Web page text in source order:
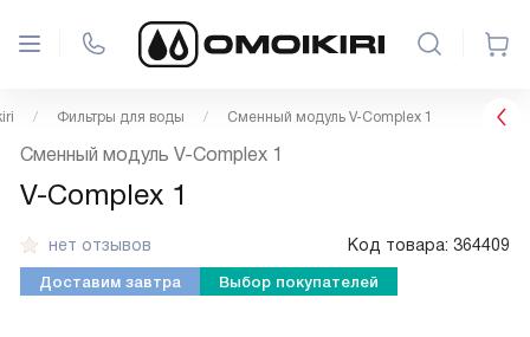
Фильтры для воды Сменный модуль V-Complex 1
нет отзывов Код товара: 364409
Доставим завтра Выбор покупателей
Сменный модуль V-Complex 1
V-Complex 1